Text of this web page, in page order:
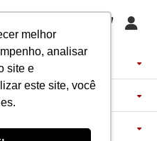
melhor
analisar
site e
este site, você